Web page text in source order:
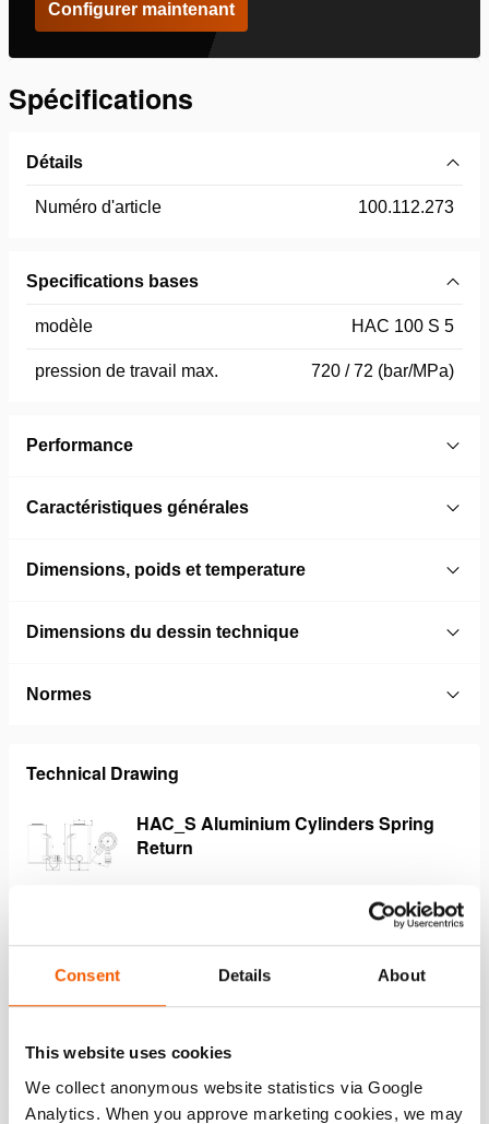
Consent Details About
This website uses cookies
We collect anonymous website statistics via Google
Analytics. When you approve marketing cookies, we may
Configurer maintenant
Spécifications
Détails
Numéro d'article 100.112.273
Specifications bases
modèle HAC 100 S 5
pression de travail max. 720 / 72 (bar/MPa)
Performance
Caractéristiques générales
Dimensions, poids et temperature
Dimensions du dessin technique
Normes
Technical Drawing
HAC_S Aluminium Cylinders Spring
Return
Jusqu’à 50 % plus légers que les vérins en acier - facile
et ergonomique